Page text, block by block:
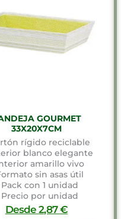
GOURMET
33X20X7CM
rígido reciclable
blanco elegante
amarillo vivo
sin asas útil
con 1 unidad
por unidad
Desde2,87€